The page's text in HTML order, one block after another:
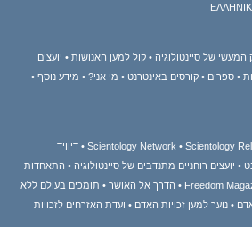
המעשי של סיינטולוגיה קול למען האנושות
יועצים
ספרים קורסים באינטרנט מי אני?
מידע נוסף
Scientology Network Scientology
דיוויד
יועצים רוחניים מתנדבים של סיינטולוגיה
התאחדות
Freedom הדרך אל האושר
תומכים בעולם ללא
נוער למען זכויות האדם
ועדת האזרחים לזכויות